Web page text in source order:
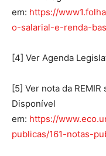
em: https://
o-salarial-e-renda-
[4] Ver Agenda
[5] Ver nota da
Disponível
em: https://
publicas/161-notas-